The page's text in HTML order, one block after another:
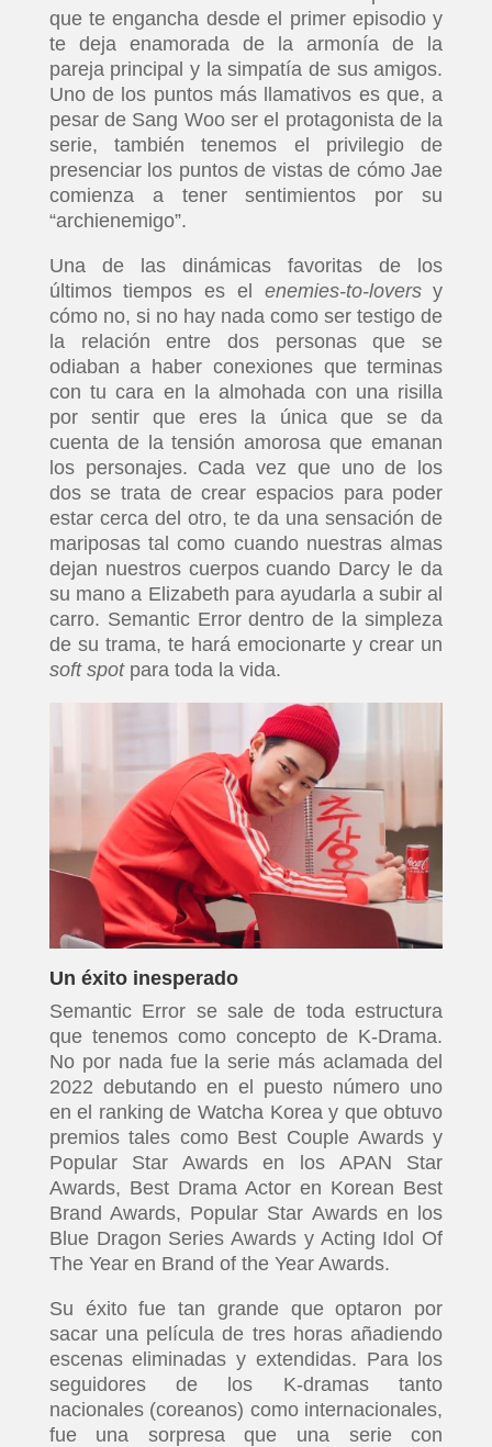
que te engancha desde el primer episodio y
te deja enamorada de la armonía de la
pareja principal y la simpatía de sus amigos.
Uno de los puntos más llamativos es que, a
pesar de Sang Woo ser el protagonista de la
serie, también tenemos el privilegio de
presenciar los puntos de vistas de cómo Jae
comienza a tener sentimientos por su
“archienemigo”.
Una de las dinámicas favoritas de los
últimos tiempos es el enemies-to-loversy
cómo no, si no hay nada como ser testigo de
la relación entre dos personas que se
odiaban a haber conexiones que terminas
con tu cara en la almohada con una risilla
por sentir que eres la única que se da
cuenta de la tensión amorosa que emanan
los personajes. Cada vez que uno de los
dos se trata de crear espacios para poder
estar cerca del otro, te da una sensación de
mariposas tal como cuando nuestras almas
dejan nuestros cuerpos cuando Darcy le da
su mano a Elizabeth para ayudarla a subir al
carro. Semantic Error dentro de la simpleza
de su trama, te hará emocionarte y crear un
soft spotpara toda la vida.
Un éxito inesperado
Semantic Error se sale de toda estructura
que tenemos como concepto de K-Drama.
No por nada fue la serie más aclamada del
2022 debutando en el puesto número uno
en el ranking de Watcha Korea y que obtuvo
premios tales como Best Couple Awards y
Popular Star Awards en los APAN Star
Awards, Best Drama Actor en Korean Best
Brand Awards, Popular Star Awards en los
Blue Dragon Series Awards y Acting Idol Of
The Year en Brand of the Year Awards.
Su éxito fue tan grande que optaron por
sacar una película de tres horas añadiendo
escenas eliminadas y extendidas. Para los
seguidores de los K-dramas tanto
nacionales (coreanos) como internacionales,
fue una sorpresa que una serie con